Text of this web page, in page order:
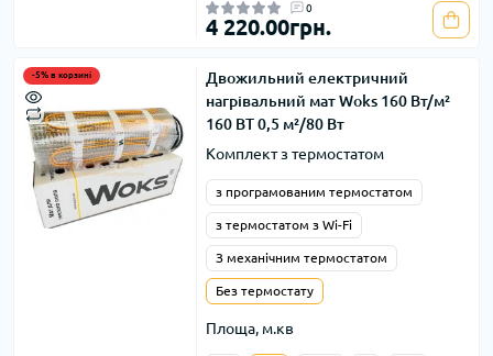
0
4 220.00грн.
-5% в корзині
Двожильний електричний
нагрівальний мат Woks 160 Вт/м²
160 ВТ 0,5 м²/80 Вт
Комплект з термостатом
з програмованим термостатом
з термостатом з Wi-Fi
З механічним термостатом
Без термостату
Площа, м.кв